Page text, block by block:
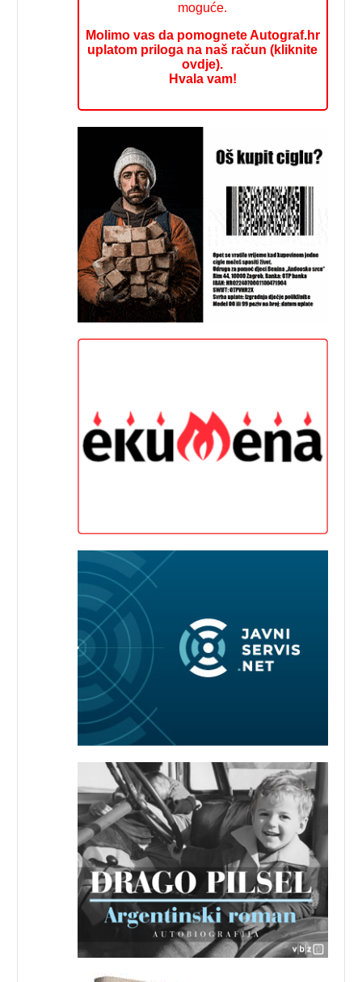
moguće.
Molimo vas da pomognete Autograf.hr
uplatom priloga na naš račun (kliknite
ovdje).
Hvala vam!